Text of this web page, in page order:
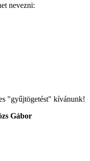
nevezni:
"gyűjtögetést" kívánunk!
Gábor